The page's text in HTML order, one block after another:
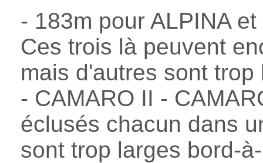
- 183m pour ALPINA
Ces trois là peuvent
mais d'autres sont trop
- CAMARO II -
éclusés chacun dans
sont trop larges bord-